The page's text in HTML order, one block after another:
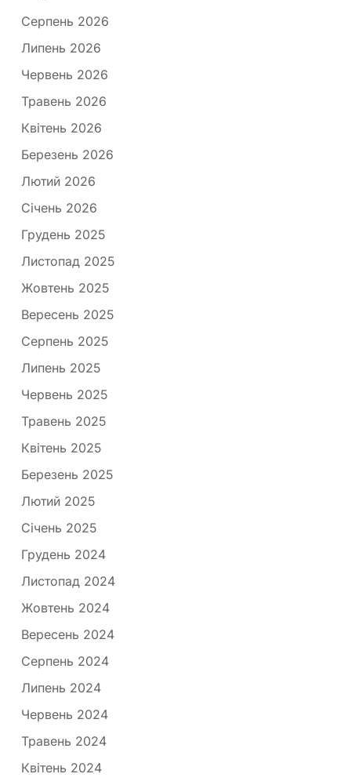
Серпень 2026
Липень 2026
Червень 2026
Травень 2026
Квітень 2026
Березень 2026
Лютий 2026
Січень 2026
Грудень 2025
Листопад 2025
Жовтень 2025
Вересень 2025
Серпень 2025
Липень 2025
Червень 2025
Травень 2025
Квітень 2025
Березень 2025
Лютий 2025
Січень 2025
Грудень 2024
Листопад 2024
Жовтень 2024
Вересень 2024
Серпень 2024
Липень 2024
Червень 2024
Травень 2024
Квітень 2024